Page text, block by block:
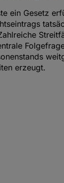
ein Gesetz
erzeugt.